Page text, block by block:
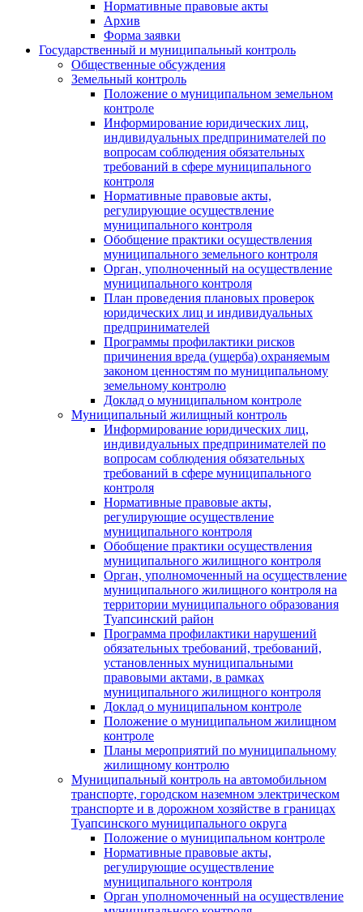
Нормативные правовые акты
Архив
Форма заявки
Государственный и муниципальный контроль
Общественные обсуждения
Земельный контроль
Положение о муниципальном земельном
контроле
Информирование юридических лиц,
индивидуальных предпринимателей по
вопросам соблюдения обязательных
требований в сфере муниципального
контроля
Нормативные правовые акты,
регулирующие осуществление
муниципального контроля
Обобщение практики осуществления
муниципального земельного контроля
Орган, уполноченный на осуществление
муниципального контроля
План проведения плановых проверок
юридических лиц и индивидуальных
предпринимателей
Программы профилактики рисков
причинения вреда (ущерба) охраняемым
законом ценностям по муниципальному
земельному контролю
Доклад о муниципальном контроле
Муниципальный жилищный контроль
Информирование юридических лиц,
индивидуальных предпринимателей по
вопросам соблюдения обязательных
требований в сфере муниципального
контроля
Нормативные правовые акты,
регулирующие осуществление
муниципального контроля
Обобщение практики осуществления
муниципального жилищного контроля
Орган, уполномоченный на осуществление
муниципального жилищного контроля на
территории муниципального образования
Туапсинский район
Программа профилактики нарушений
обязательных требований, требований,
установленных муниципальными
правовыми актами, в рамках
муниципального жилищного контроля
Доклад о муниципальном контроле
Положение о муниципальном жилищном
контроле
Планы мероприятий по муниципальному
жилищному контролю
Муниципальный контроль на автомобильном
транспорте, городском наземном электрическом
транспорте и в дорожном хозяйстве в границах
Туапсинского муниципального округа
Положение о муниципальном контроле
Нормативные правовые акты,
регулирующие осуществление
муниципального контроля
Орган уполномоченный на осуществление